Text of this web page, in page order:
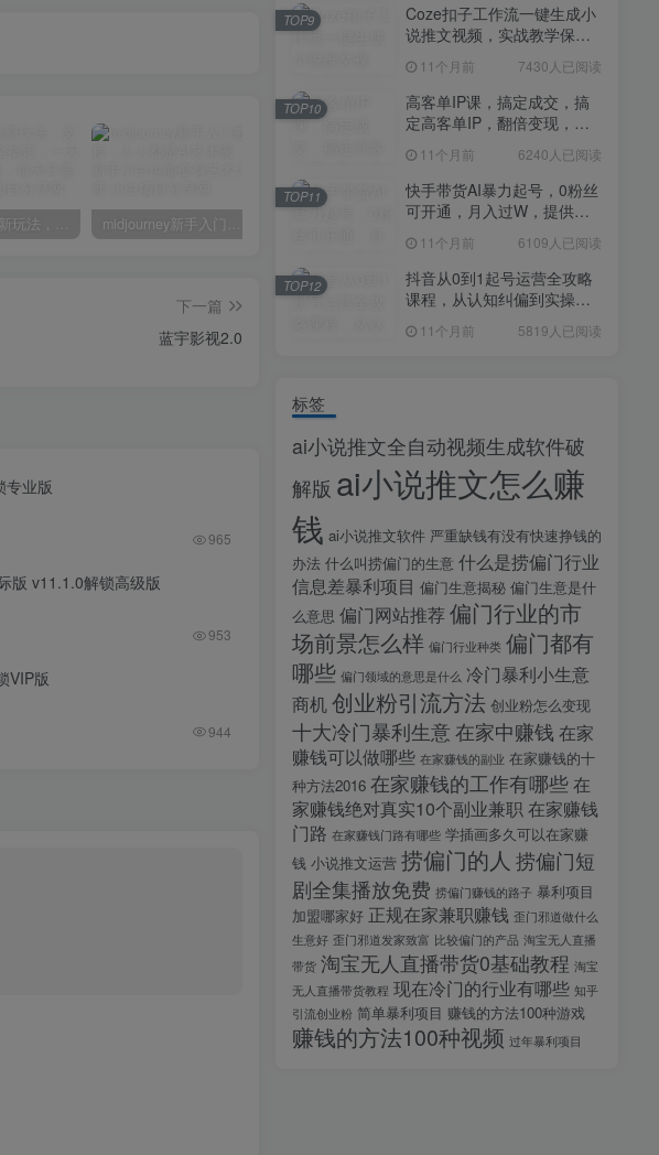
剪辑商单实战训练课，真实商单案例分享，在实战中练会剪辑 2025剪辑拍摄特效全能创作课，零基础到全能创作
下一篇
蓝宇影视2.0
专业版
965
版 v11.1.0解锁高级版
953
VIP版
944
Coze扣子工作流一键生成小
说推文视频，实战教学保姆
11个月前 7430人已阅读
TOP9
高客单IP课，搞定成交，搞
定高客单IP，翻倍变现，轻
11个月前 6240人已阅读
TOP10
快手带货AI暴力起号，0粉丝
可开通，月入过W，提供账
项目【揭秘】
11个月前 6109人已阅读
TOP11
抖音从0到1起号运营全攻略
课程，从认知纠偏到实操落
11个月前 5819人已阅读
TOP12
标签
ai小说推文全自动视频生成软件破
解版 ai小说推文怎么赚
钱 ai小说推文软件 严重缺钱有没有快速挣钱的
办法 什么叫捞偏门的生意 什么是捞偏门行业
信息差暴利项目 偏门生意揭秘 偏门生意是什
么意思 偏门网站推荐 偏门行业的市
场前景怎么样 偏门行业种类 偏门都有
哪些 偏门领域的意思是什么 冷门暴利小生意
商机创业粉引流方法 创业粉怎么变现
十大冷门暴利生意 在家中赚钱 在家
赚钱可以做哪些 在家赚钱的副业 在家赚钱的十
种方法2016 在家赚钱的工作有哪些在
家赚钱绝对真实10个副业兼职 在家赚钱
门路 在家赚钱门路有哪些 学插画多久可以在家赚
钱 小说推文运营 捞偏门的人 捞偏门短
剧全集播放免费 捞偏门赚钱的路子 暴利项目
加盟哪家好 正规在家兼职赚钱 歪门邪道做什么
生意好 歪门邪道发家致富 比较偏门的产品 淘宝无人直播
带货 淘宝无人直播带货0基础教程 淘宝
无人直播带货教程 现在冷门的行业有哪些 知乎
引流创业粉 简单暴利项目 赚钱的方法100种游戏
赚钱的方法100种视频 过年暴利项目